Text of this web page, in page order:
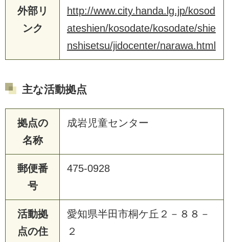
外部リ
ンク
http://www.city.handa.lg.jp/kosod
ateshien/kosodate/kosodate/shie
nshisetsu/jidocenter/narawa.html
主な活動拠点
拠点の
名称
成岩児童センター
郵便番
号
475-0928
活動拠
点の住
愛知県半田市桐ケ丘２－８８－
２